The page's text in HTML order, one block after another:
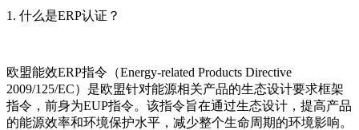
1. 什么是ERP认证？
欧盟能效ERP指令（Energy-related Products Directive
2009/125/EC）是欧盟针对能源相关产品的生态设计要求框架
指令，前身为EUP指令。该指令旨在通过生态设计，提高产品
的能源效率和环境保护水平，减少整个生命周期的环境影响。